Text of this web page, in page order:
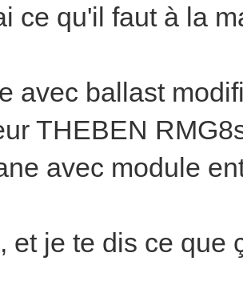
ce qu'il faut à la
avec ballast
THEBEN
avec module
et je te dis ce que